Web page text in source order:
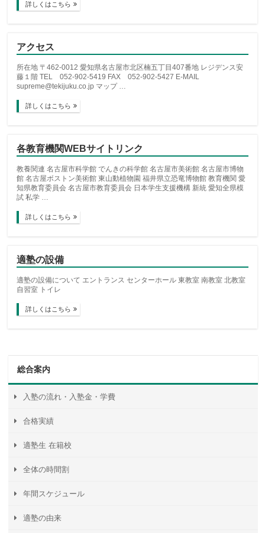
詳しくはこちら
アクセス
所在地 〒462-0012 愛知県名古屋市北区楠五丁目407番地 レジデンス安
藤１階 TEL 052-902-5419 FAX 052-902-5427 E-MAIL
supreme@tekijuku.co.jp マップ …
詳しくはこちら
各教育機関WEBサイトリンク
教養関連 名古屋市科学館 でんきの科学館 名古屋市美術館 名古屋市博物
館 名古屋ボストン美術館 東山動植物園 福井県立恐竜博物館 教育機関 愛
知県教育委員会 名古屋市教育委員会 日本学生支援機構 新統 愛知全県模
試 私学 …
詳しくはこちら
適塾の設備
適塾の設備について エントランス センターホール 東教室 南教室 北教室
自習室 トイレ
詳しくはこちら
総合案内
入塾の流れ・入塾金・学費
合格実績
適塾生 在籍校
全体の時間割
年間スケジュール
適塾の由来